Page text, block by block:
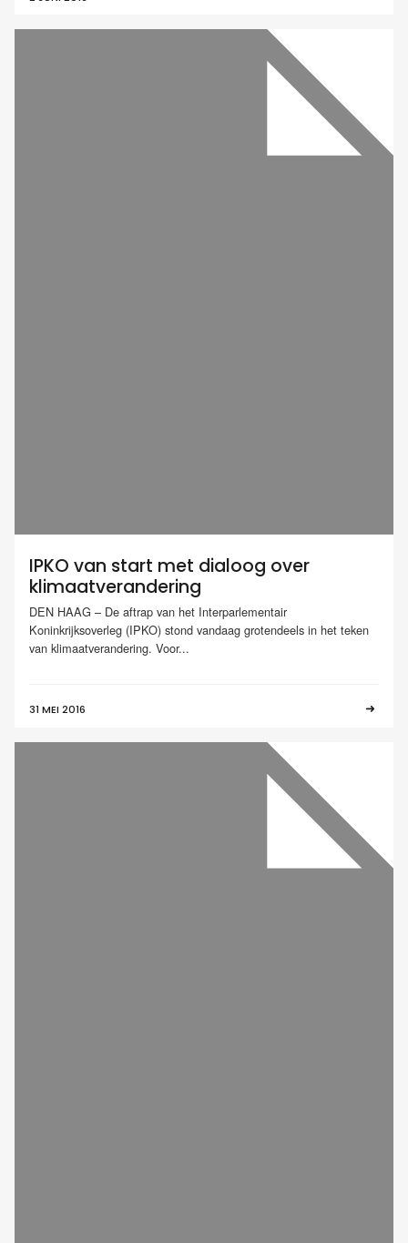
IPKO van start met dialoog over
klimaatverandering
DEN HAAG – De aftrap van het Interparlementair
Koninkrijksoverleg (IPKO) stond vandaag grotendeels in het teken
van klimaatverandering. Voor...
31 MEI 2016